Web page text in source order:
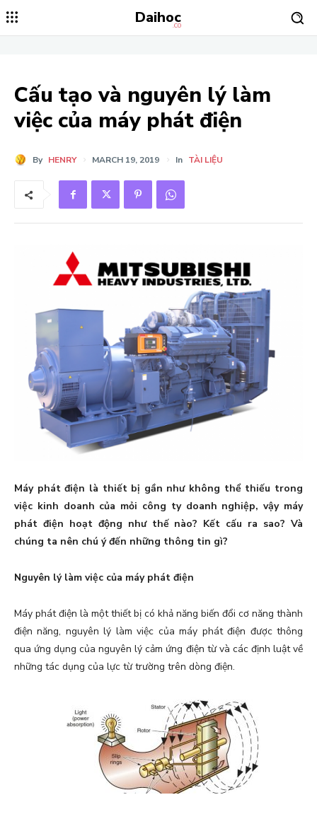
Daihoc
.CO
Cấu tạo và nguyên lý làm
việc của máy phát điện
By HENRY MARCH 19, 2019 In TÀI LIỆU
Máy phát điện là thiết bị gần như không thể thiếu trong
việc kinh doanh của mỏi công ty doanh nghiệp, vậy máy
phát điện hoạt động như thế nào? Kết cấu ra sao? Và
chúng ta nên chú ý đến những thông tin gì?
Nguyên lý làm việc của máy phát điện
Máy phát điện là một thiết bị có khả năng biến đổi cơ năng thành
điện năng, nguyên lý làm việc của máy phát điện được thông
qua ứng dụng của nguyên lý cảm ứng điện từ và các định luật về
những tác dụng của lực từ trường trên dòng điện.